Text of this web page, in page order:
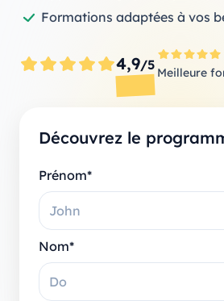
Formations adaptées à vos
4,9/5 Meilleure
Découvrez le
Prénom*
Nom*